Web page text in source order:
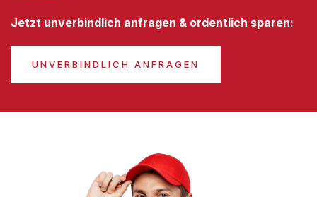
Jetzt unverbindlich anfragen & ordentlich sparen:
UNVERBINDLICH ANFRAGEN